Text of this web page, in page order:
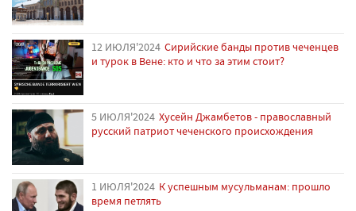
12 ИЮЛЯ'2024 Сирийские банды против чеченцев
и турок в Вене: кто и что за этим стоит?
5 ИЮЛЯ'2024 Хусейн Джамбетов - православный
русский патриот чеченского происхождения
1 ИЮЛЯ'2024 К успешным мусульманам: прошло
время петлять